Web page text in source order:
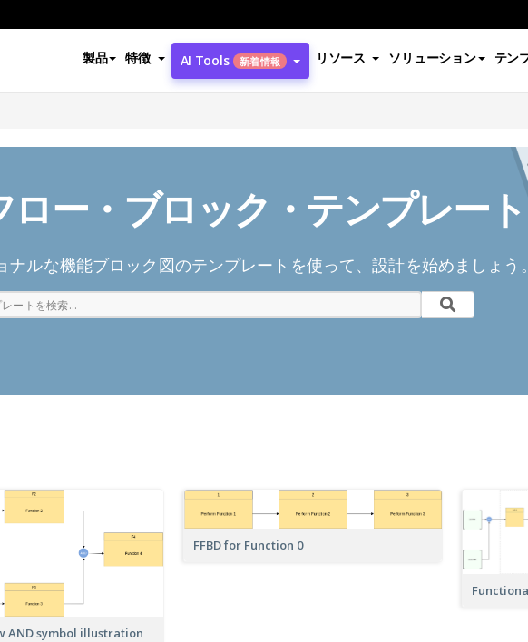
製品 特徴 AI Tools 新着情報 リソース ソリューション テン
ロー・ブロック・テンプレート
ナルな機能ブロック図のテンプレートを使って、設計を始めましょう。
AND symbol illustration
FFBD for Function 0